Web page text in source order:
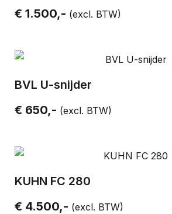
€ 1.500,- (excl. BTW)
BVL U-snijder
€ 650,- (excl. BTW)
KUHN FC 280
€ 4.500,- (excl. BTW)